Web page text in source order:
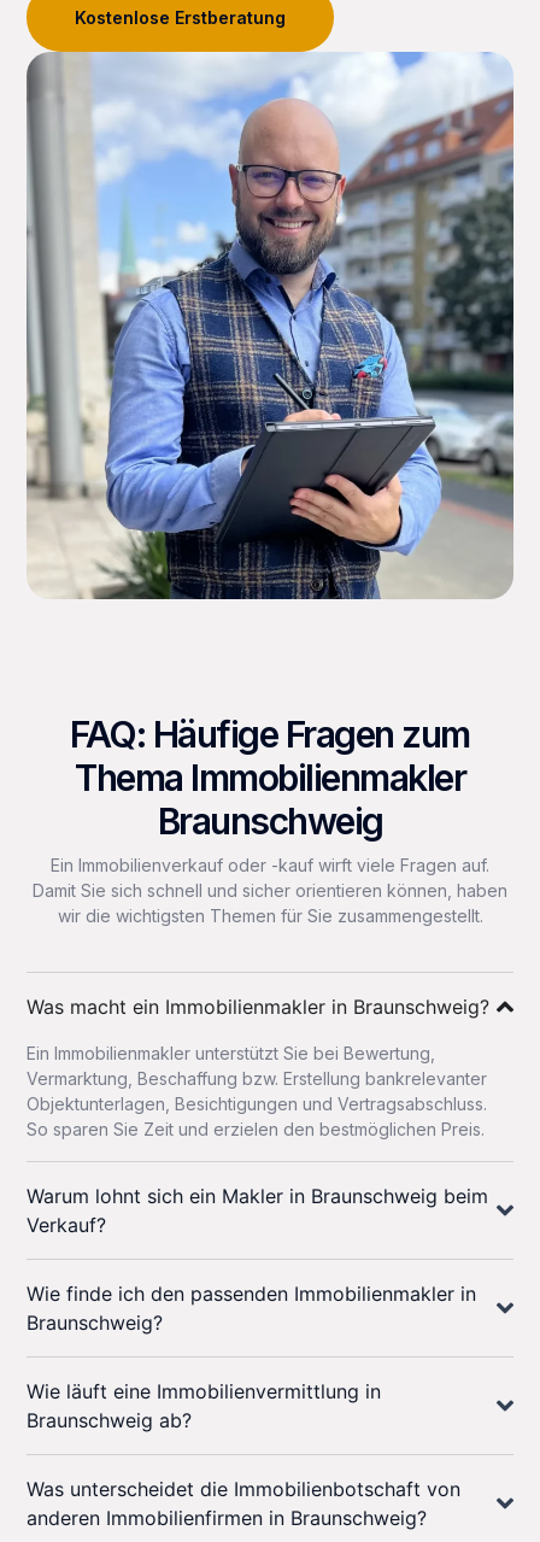
Kostenlose Erstberatung
FAQ: Häufige Fragen zum
Thema Immobilienmakler
Braunschweig
Ein Immobilienverkauf oder -kauf wirft viele Fragen auf.
Damit Sie sich schnell und sicher orientieren können, haben
wir die wichtigsten Themen für Sie zusammengestellt.
Was macht ein Immobilienmakler in Braunschweig?
Ein Immobilienmakler unterstützt Sie bei Bewertung,
Vermarktung, Beschaffung bzw. Erstellung bankrelevanter
Objektunterlagen, Besichtigungen und Vertragsabschluss.
So sparen Sie Zeit und erzielen den bestmöglichen Preis.
Warum lohnt sich ein Makler in Braunschweig beim
Verkauf?
Wie finde ich den passenden Immobilienmakler in
Braunschweig?
Wie läuft eine Immobilienvermittlung in
Braunschweig ab?
Was unterscheidet die Immobilienbotschaft von
anderen Immobilienfirmen in Braunschweig?